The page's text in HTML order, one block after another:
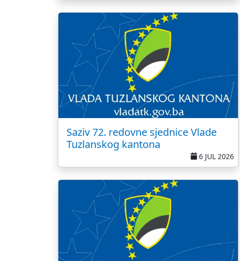
Saziv 72. redovne sjednice Vlade
Tuzlanskog kantona
6 JUL 2026